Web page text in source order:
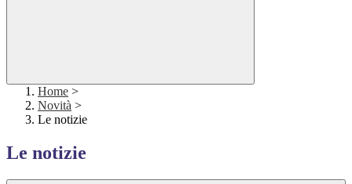
Home >
Novità >
Le notizie
Le notizie